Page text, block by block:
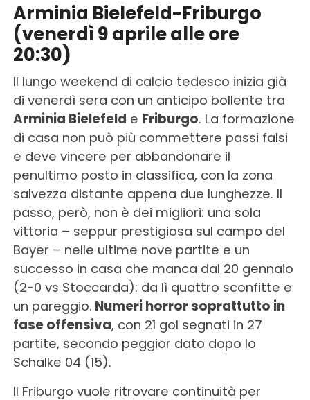
Arminia Bielefeld-Friburgo
(venerdì 9 aprile alle ore
20:30)
Il lungo weekend di calcio tedesco inizia già
di venerdì sera con un anticipo bollente tra
Arminia Bielefeld e Friburgo. La formazione
di casa non può più commettere passi falsi
e deve vincere per abbandonare il
penultimo posto in classifica, con la zona
salvezza distante appena due lunghezze. Il
passo, però, non è dei migliori: una sola
vittoria – seppur prestigiosa sul campo del
Bayer – nelle ultime nove partite e un
successo in casa che manca dal 20 gennaio
(2-0 vs Stoccarda): da lì quattro sconfitte e
un pareggio. Numeri horror soprattutto in
fase offensiva, con 21 gol segnati in 27
partite, secondo peggior dato dopo lo
Schalke 04 (15).
Il Friburgo vuole ritrovare continuità per